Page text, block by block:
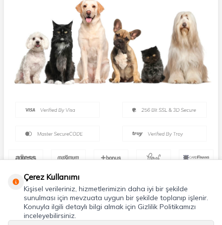
Çerez Kullanımı
Kişisel verileriniz, hizmetlerimizin daha iyi bir şekilde
sunulması için mevzuata uygun bir şekilde toplanıp işlenir.
Konuyla ilgili detaylı bilgi almak için Gizlilik Politikamızı
inceleyebilirsiniz.